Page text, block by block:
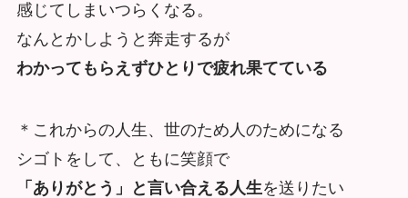
感じてしまいつらくなる。
なんとかしようと奔走するが
わかってもらえずひとりで疲れ果てている
＊これからの人生、世のため人のためになる
シゴトをして、ともに笑顔で
「ありがとう」と言い合える人生を送りたい